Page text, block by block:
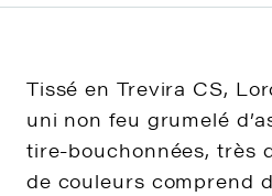
Tissé en Trevira CS,
uni non feu grumelé
tire-bouchonnées, très
de couleurs comprend